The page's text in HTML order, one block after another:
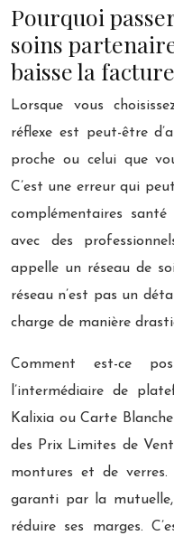
Pourquoi
soins
baisse la
Lorsque vous
réflexe est peut-être
proche ou celui que
C’est une erreur qui
complémentaires
avec des
appelle un réseau de
réseau n’est pas un
charge de manière
Comment est-ce
l’intermédiaire de
Kalixia ou Carte
des Prix Limites de
montures et de verres.
garanti par la
réduire ses marges.